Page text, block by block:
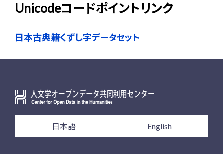
Unicodeコードポイントリンク
日本古典籍くずし字データセット
日本語 English